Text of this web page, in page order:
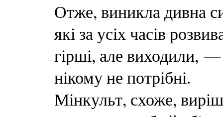
Отже, виникла дивна
які за усіх часів
гірші, але виходили, —
нікому не потрібні.
Мінкульт, схоже,